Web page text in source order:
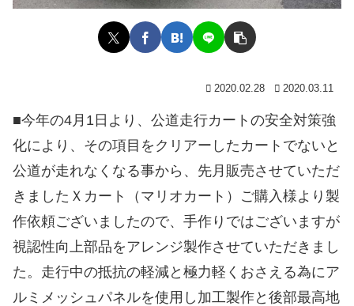
2020.02.28 2020.03.11
■今年の4月1日より、公道走行カートの安全対策強
化により、その項目をクリアーしたカートでないと
公道が走れなくなる事から、先月販売させていただ
きましたＸカート（マリオカート）ご購入様より製
作依頼ございましたので、手作りではございますが
視認性向上部品をアレンジ製作させていただきまし
た。走行中の抵抗の軽減と極力軽くおさえる為にア
ルミメッシュパネルを使用し加工製作と後部最高地